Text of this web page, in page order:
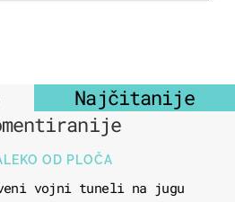
Najčitanije
OD PLOČA
vojni tuneli na jugu